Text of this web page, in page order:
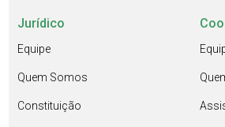
Jurídico
Equipe
Quem Somos
Constituição